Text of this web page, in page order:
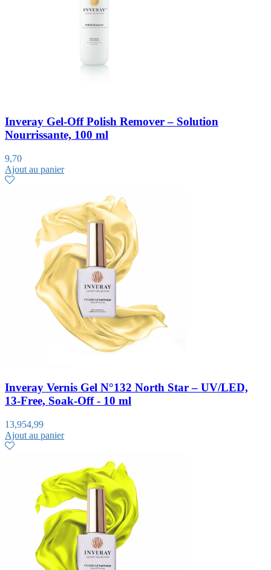
Inveray Gel-Off Polish Remover – Solution
Nourrissante, 100 ml
9,70
Ajout au panier
Inveray Vernis Gel N°132 North Star – UV/LED,
13-Free, Soak-Off - 10 ml
13,954,99
Ajout au panier